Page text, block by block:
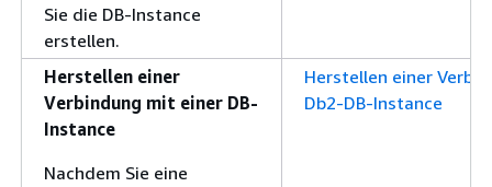
Sie die DB-Instance
erstellen.
Herstellen einer
Verbindung mit einer DB-
Instance
Nachdem Sie eine
Herstellen einer
Db2-DB-Instance